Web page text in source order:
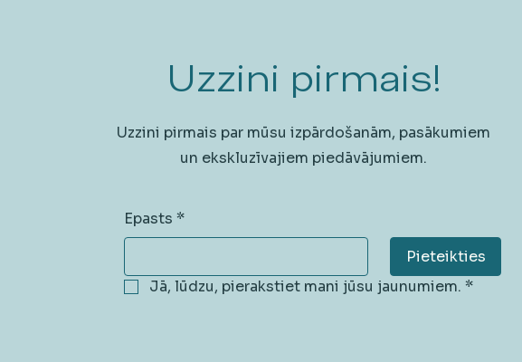
Uzzini pirmais!
Uzzini pirmais par mūsu izpārdošanām, pasākumiem
un ekskluzīvajiem piedāvājumiem.
Epasts *
Pieteikties
Jā, lūdzu, pierakstiet mani jūsu jaunumiem. *